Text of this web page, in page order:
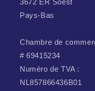
3672 ER Soest
Pays-Bas
Chambre de
# 69415234
Numéro de TVA :
NL857866436B01